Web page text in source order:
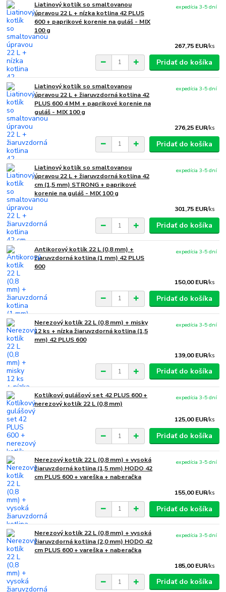
Liatinový kotlík so smaltovanou
úpravou 22 L + nízka kotlina 42 PLUS
600 + paprikové korenie na guláš - MIX
100 g
267,75 EUR/ks
expedícia 3-5 dní
Pridať do košíka
Liatinový kotlík so smaltovanou
úpravou 22 L + žiaruvzdorná kotlina 42
PLUS 600 4 MM + paprikové korenie na
guláš - MIX 100 g
276,25 EUR/ks
expedícia 3-5 dní
Pridať do košíka
Liatinový kotlík so smaltovanou
úpravou 22 L + žiaruvzdorná kotlina 42
cm (1,5 mm) STRONG + paprikové
korenie na guláš - MIX 100 g
301,75 EUR/ks
expedícia 3-5 dní
Pridať do košíka
Antikorový kotlík 22 L (0,8 mm) +
žiaruvzdorná kotlina (1 mm) 42 PLUS
600
150,00 EUR/ks
expedícia 3-5 dní
Pridať do košíka
Nerezový kotlík 22 L (0,8 mm) + misky
12 ks + nízka žiaruvzdorná kotlina (1,5
mm) 42 PLUS 600
139,00 EUR/ks
expedícia 3-5 dní
Pridať do košíka
Kotlíkový gulášový set 42 PLUS 600 +
nerezový kotlík 22 L (0,8 mm)
125,00 EUR/ks
expedícia 3-5 dní
Pridať do košíka
Nerezový kotlík 22 L (0,8 mm) + vysoká
žiaruvzdorná kotlina (1,5 mm) HODO 42
cm PLUS 600 + vareška + naberačka
155,00 EUR/ks
expedícia 3-5 dní
Pridať do košíka
Nerezový kotlík 22 L (0,8 mm) + vysoká
žiaruvzdorná kotlina (2,0 mm) HODO 42
cm PLUS 600 + vareška + naberačka
185,00 EUR/ks
expedícia 3-5 dní
Pridať do košíka